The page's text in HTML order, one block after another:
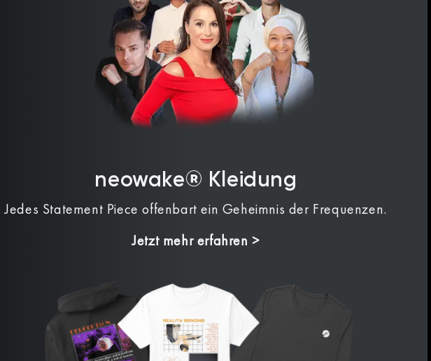
neowake® Kleidung
Jedes Statement Piece offenbart ein Geheimnis der Frequenzen.
Jetzt mehr erfahren >